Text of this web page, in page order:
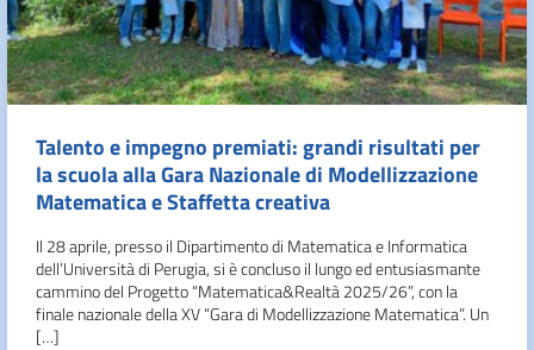
Talento e impegno premiati: grandi risultati per
la scuola alla Gara Nazionale di Modellizzazione
Matematica e Staffetta creativa
Il 28 aprile, presso il Dipartimento di Matematica e Informatica
dell’Università di Perugia, si è concluso il lungo ed entusiasmante
cammino del Progetto “Matematica&Realtà 2025/26”, con la
finale nazionale della XV “Gara di Modellizzazione Matematica”. Un
[…]